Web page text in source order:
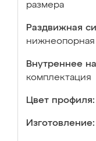
размера
Раздвижная
нижнеопорная
Внутреннее
комплектация
Цвет профиля:
Изготовление: